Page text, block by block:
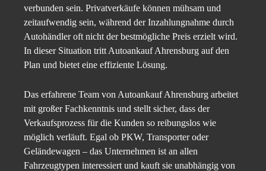
verbunden sein. Privatverkäufe können mühsam und
zeitaufwendig sein, während der Inzahlungnahme durch
Autohändler oft nicht der bestmögliche Preis erzielt wird.
In dieser Situation tritt Autoankauf Ahrensburg auf den
Plan und bietet eine effiziente Lösung.
Das erfahrene Team von Autoankauf Ahrensburg arbeitet
mit großer Fachkenntnis und stellt sicher, dass der
Verkaufsprozess für die Kunden so reibungslos wie
möglich verläuft. Egal ob PKW, Transporter oder
Geländewagen – das Unternehmen ist an allen
Fahrzeugtypen interessiert und kauft sie unabhängig von